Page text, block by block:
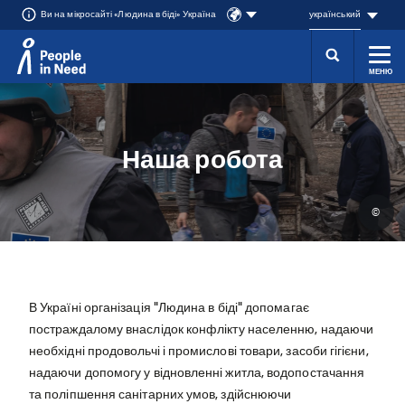
Přeskočit na obsah
Ви на мікросайті «Людина в біді» Україна український
МЕНЮ
Наша робота
©
В Україні організація "Людина в біді" допомагає
постраждалому внаслідок конфлікту населенню, надаючи
необхідні продовольчі і промислові товари, засоби гігієни,
надаючи допомогу у відновленні житла, водопостачання
та поліпшення санітарних умов, здійснюючи